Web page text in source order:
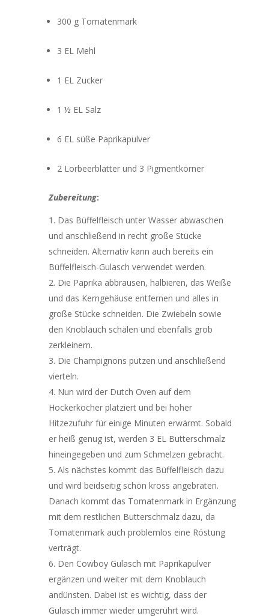
300 g Tomatenmark
3 EL Mehl
1 EL Zucker
1 ½ EL Salz
6 EL süße Paprikapulver
2 Lorbeerblätter und 3 Pigmentkörner
Zubereitung:
Das Büffelfleisch unter Wasser abwaschen
und anschließend in recht große Stücke
schneiden. Alternativ kann auch bereits ein
Büffelfleisch-Gulasch verwendet werden.
Die Paprika abbrausen, halbieren, das Weiße
und das Kerngehäuse entfernen und alles in
große Stücke schneiden. Die Zwiebeln sowie
den Knoblauch schälen und ebenfalls grob
zerkleinern.
Die Champignons putzen und anschließend
vierteln.
Nun wird der Dutch Oven auf dem
Hockerkocher platziert und bei hoher
Hitzezufuhr für einige Minuten erwärmt. Sobald
er heiß genug ist, werden 3 EL Butterschmalz
hineingegeben und zum Schmelzen gebracht.
Als nächstes kommt das Büffelfleisch dazu
und wird beidseitig schön kross angebraten.
Danach kommt das Tomatenmark in Ergänzung
mit dem restlichen Butterschmalz dazu, da
Tomatenmark auch problemlos eine Röstung
verträgt.
Den Cowboy Gulasch mit Paprikapulver
ergänzen und weiter mit dem Knoblauch
andünsten. Dabei ist es wichtig, dass der
Gulasch immer wieder umgerührt wird.